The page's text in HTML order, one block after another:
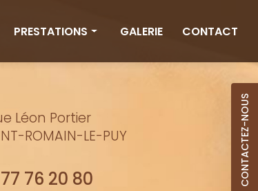
CONTACTEZ-NOUS
PRESTATIONS
Minceur
Bienfaits de l'eau
GALERIE CONTACT
Léon Portier
ROMAIN-LE-PUY
76 20 80